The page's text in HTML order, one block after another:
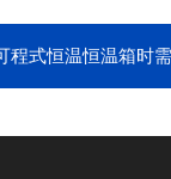
程式恒温恒温箱时